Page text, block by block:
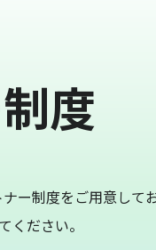
度
ー制度をご用意してお
ください。